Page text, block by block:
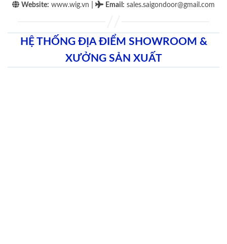
Website: www.wig.vn Email : sales.saigondoor@gmail.com
HỆ THỐNG ĐỊA ĐIỂM SHOWROOM &
XƯỞNG SẢN XUẤT